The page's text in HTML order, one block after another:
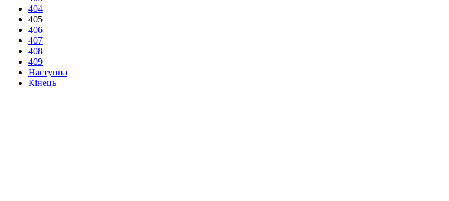
404
405
406
407
408
409
Наступна
Кінець